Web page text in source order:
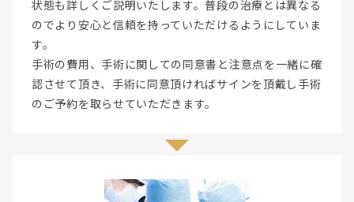
状態も詳しくご説明いたします。普段の治療とは異なる
のでより安心と信頼を持っていただけるようにしていま
す。
手術の費用、手術に関しての同意書と注意点を一緒に確
認させて頂き、手術に同意頂ければサインを頂戴し手術
のご予約を取らせていただきます。